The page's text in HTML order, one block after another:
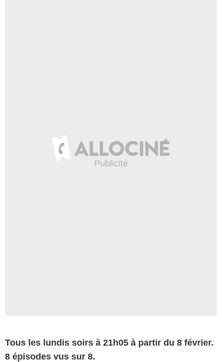
Tous les lundis soirs à 21h05 à partir du 8 février.
8 épisodes vus sur 8.